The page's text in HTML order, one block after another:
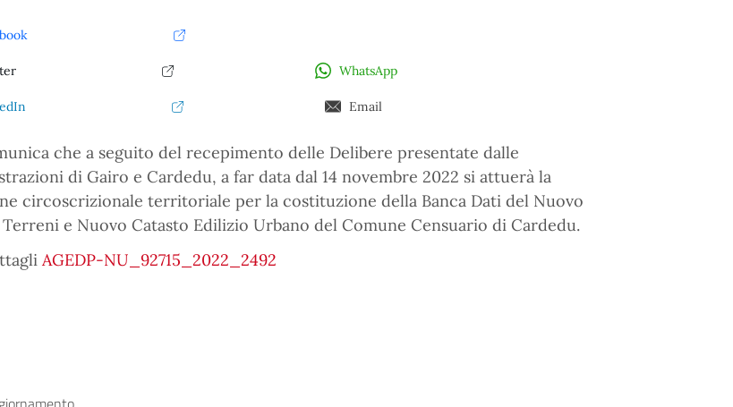
WhatsApp
Email
che a seguito del recepimento delle Delibere presentate dalle
di Gairo e Cardedu, a far data dal 14 novembre 2022 si attuerà la
circoscrizionale territoriale per la costituzione della Banca Dati del Nuovo
e Nuovo Catasto Edilizio Urbano del Comune Censuario di Cardedu.
AGEDP-NU_92715_2022_2492